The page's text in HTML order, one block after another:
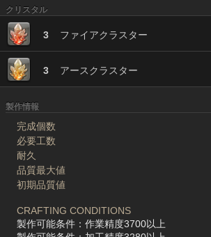
クリスタル
3 ファイアクラスター
3 アースクラスター
製作情報
完成個数
必要工数
耐久
品質最大値
初期品質値
CRAFTING CONDITIONS
製作可能条件：作業精度3700以上